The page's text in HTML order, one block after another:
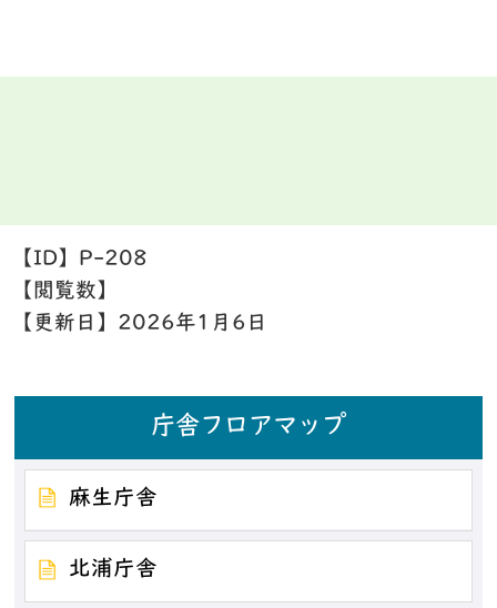
【ID】 P-208
【閲覧数】
【更新日】 2026年1月6日
庁舎フロアマップ
麻生庁舎
北浦庁舎